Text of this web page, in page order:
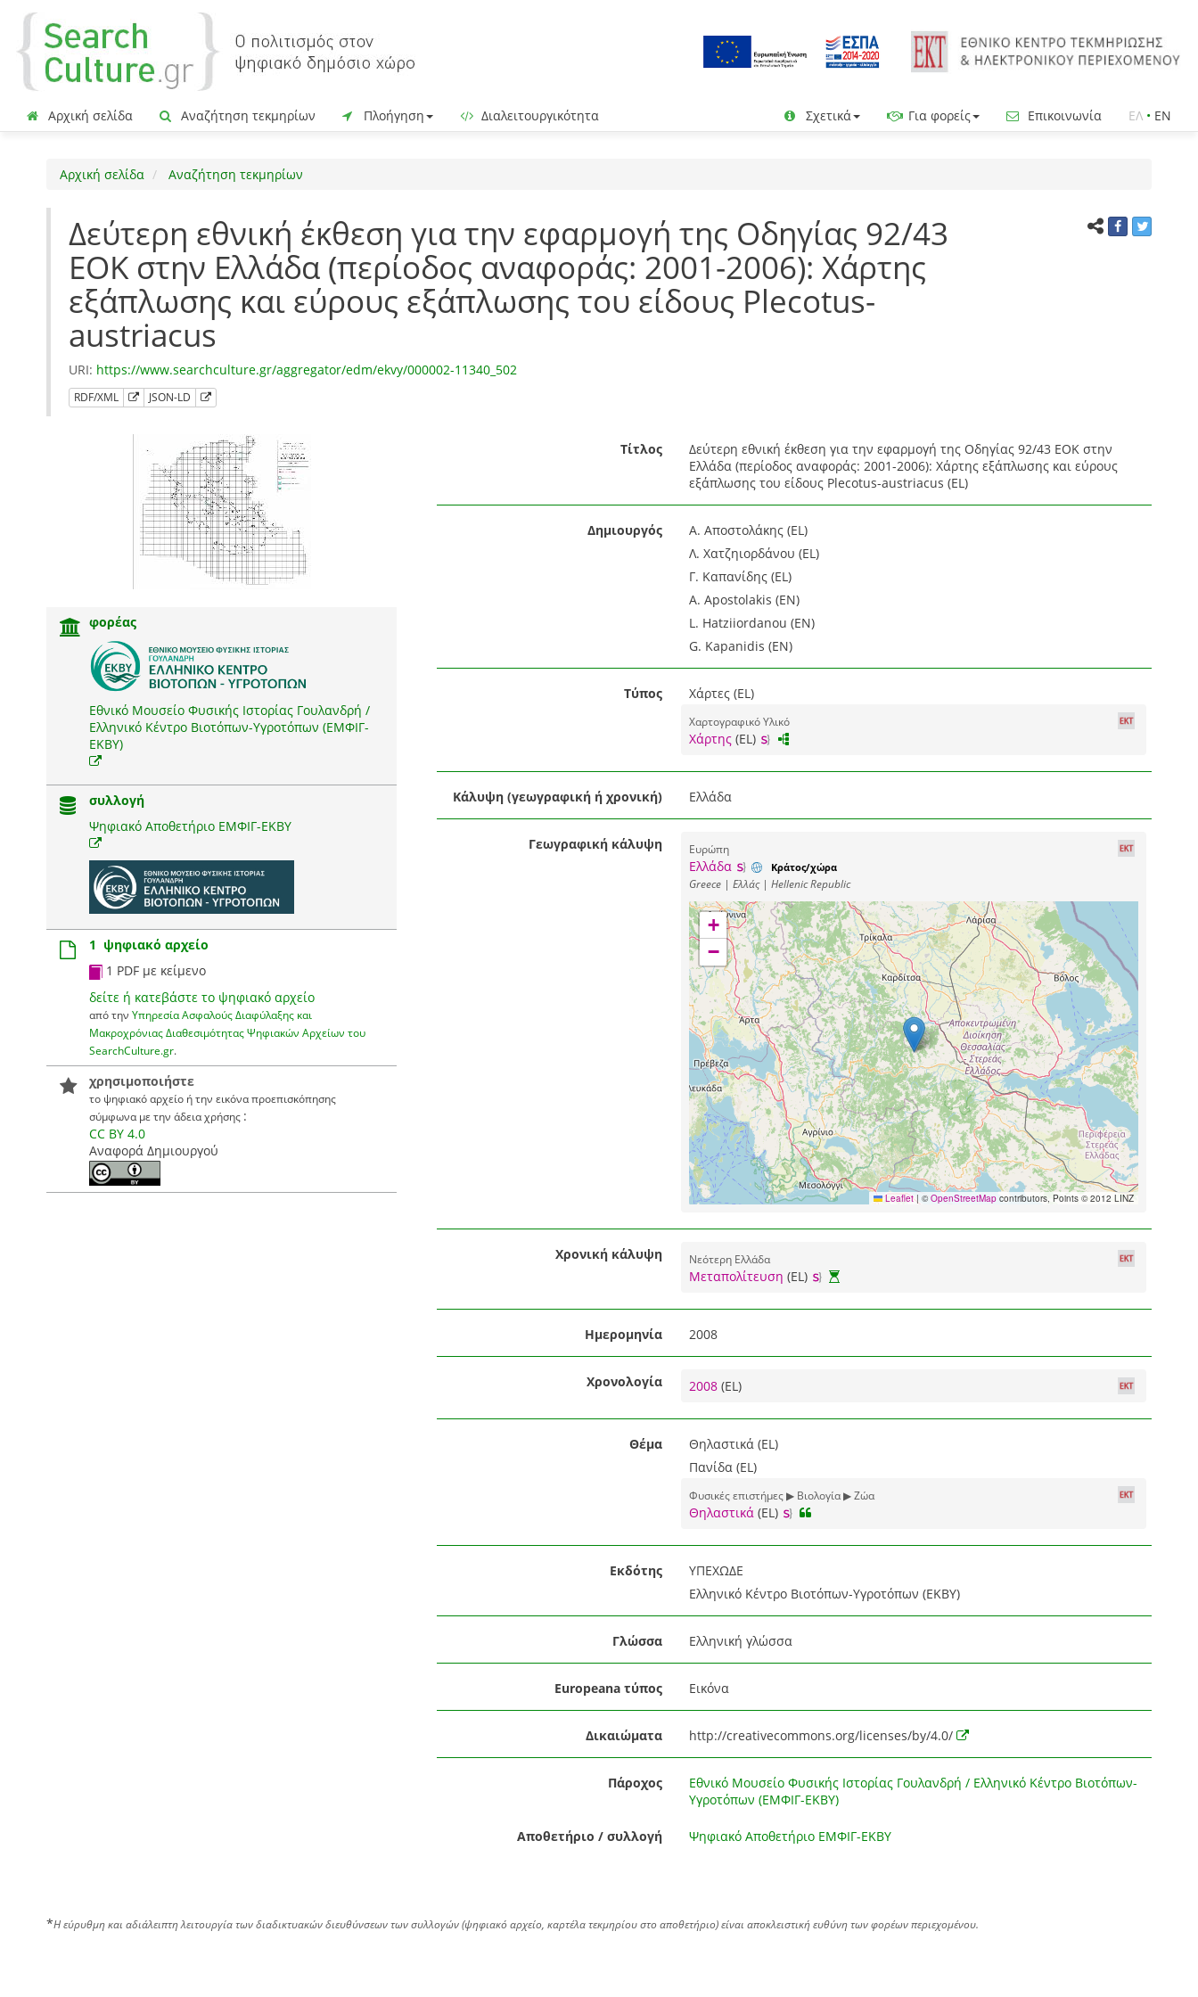
Αρχική σελίδα Αναζήτηση τεκμηρίων Πλοήγηση Διαλειτουργικότητα Σχετικά Για φορείς Επικοινωνία ΕΛ • EN
Αρχική σελίδα Αναζήτηση τεκμηρίων
Δεύτερη εθνική έκθεση για την εφαρμογή της Οδηγίας 92/43
ΕΟΚ στην Ελλάδα (περίοδος αναφοράς: 2001-2006): Χάρτης
εξάπλωσης και εύρους εξάπλωσης του είδους Plecotus-
austriacus
URI: https://www.searchculture.gr/aggregator/edm/ekvy/000002-11340_502
RDF/XML JSON-LD
φορέας
Εθνικό Μουσείο Φυσικής Ιστορίας Γουλανδρή /
Ελληνικό Κέντρο Βιοτόπων-Υγροτόπων (ΕΜΦΙΓ-
ΕΚΒΥ)
συλλογή
Ψηφιακό Αποθετήριο ΕΜΦΙΓ-ΕΚΒΥ
1 ψηφιακό αρχείο
1 PDF με κείμενο
δείτε ή κατεβάστε το ψηφιακό αρχείο
από την Υπηρεσία Ασφαλούς Διαφύλαξης και
Μακροχρόνιας Διαθεσιμότητας Ψηφιακών Αρχείων του
SearchCulture.gr.
χρησιμοποιήστε
το ψηφιακό αρχείο ή την εικόνα προεπισκόπησης
σύμφωνα με την άδεια χρήσης :
CC BY 4.0
Αναφορά Δημιουργού
Τίτλος
Δεύτερη εθνική έκθεση για την εφαρμογή της Οδηγίας 92/43 ΕΟΚ στην
Ελλάδα (περίοδος αναφοράς: 2001-2006): Χάρτης εξάπλωσης και εύρους
εξάπλωσης του είδους Plecotus-austriacus (EL)
Δημιουργός
Α. Αποστολάκης (EL)
Λ. Χατζηιορδάνου (EL)
Γ. Καπανίδης (EL)
A. Apostolakis (EN)
L. Hatziiordanou (EN)
G. Kapanidis (EN)
Τύπος Χάρτες (EL)
Χαρτογραφικό Υλικό
Χάρτης(EL)
Κάλυψη (γεωγραφική ή χρονική) Ελλάδα
Γεωγραφική κάλυψη Ευρώπη
Ελλάδα Κράτος/χώρα
Greece | Ελλάς | Hellenic Republic
+
−
Leaflet | © OpenStreetMapcontributors, Points © 2012 LINZ
Χρονική κάλυψη Νεότερη Ελλάδα
Μεταπολίτευση (EL)
Ημερομηνία 2008
Χρονολογία 2008 (EL)
Θέμα
Θηλαστικά (EL)
Πανίδα (EL)
Φυσικές επιστήμες ▶ Βιολογία ▶ Ζώα
Θηλαστικά(EL)
Εκδότης
ΥΠΕΧΩΔΕ
Ελληνικό Κέντρο Βιοτόπων-Υγροτόπων (ΕΚΒΥ)
Γλώσσα Ελληνική γλώσσα
Europeana τύπος Εικόνα
Δικαιώματα http://creativecommons.org/licenses/by/4.0/
Πάροχος
Εθνικό Μουσείο Φυσικής Ιστορίας Γουλανδρή / Ελληνικό Κέντρο Βιοτόπων-
Υγροτόπων (ΕΜΦΙΓ-ΕΚΒΥ)
Αποθετήριο / συλλογή Ψηφιακό Αποθετήριο ΕΜΦΙΓ-ΕΚΒΥ
*Η εύρυθμη και αδιάλειπτη λειτουργία των διαδικτυακών διευθύνσεων των συλλογών (ψηφιακό αρχείο, καρτέλα τεκμηρίου στο αποθετήριο) είναι αποκλειστική ευθύνη των φορέων περιεχομένου.